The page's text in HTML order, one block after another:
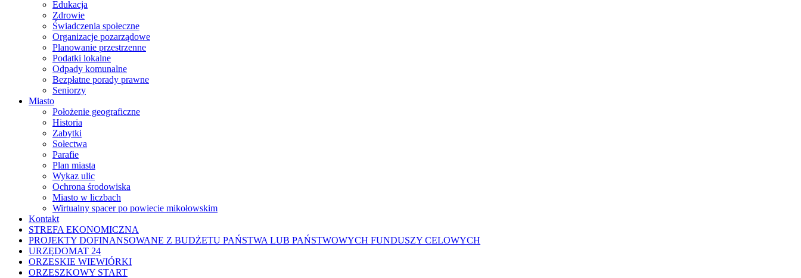
Edukacja
Zdrowie
Świadczenia społeczne
Organizacje pozarządowe
Planowanie przestrzenne
Podatki lokalne
Odpady komunalne
Bezpłatne porady prawne
Seniorzy
Miasto
Położenie geograficzne
Historia
Zabytki
Sołectwa
Parafie
Plan miasta
Wykaz ulic
Ochrona środowiska
Miasto w liczbach
Wirtualny spacer po powiecie mikołowskim
Kontakt
STREFA EKONOMICZNA
PROJEKTY DOFINANSOWANE Z BUDŻETU PAŃSTWA LUB PAŃSTWOWYCH FUNDUSZY CELOWYCH
URZĘDOMAT 24
ORZESKIE WIEWIÓRKI
ORZESZKOWY START